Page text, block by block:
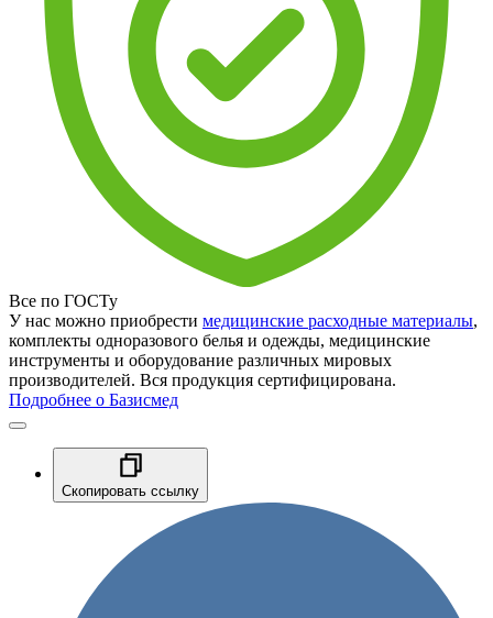
Все по ГОСТу
У нас можно приобрести медицинские расходные материалы,
комплекты одноразового белья и одежды, медицинские
инструменты и оборудование различных мировых
производителей. Вся продукция сертифицирована.
Подробнее о Базисмед
Скопировать ссылку